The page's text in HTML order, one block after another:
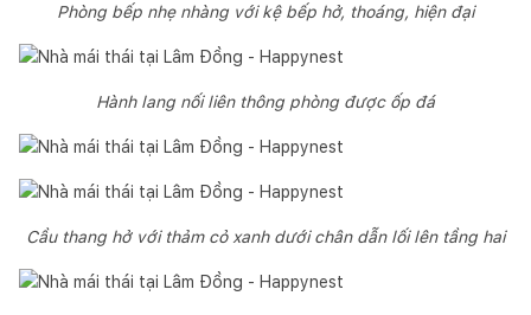
Phòng bếp nhẹ nhàng với kệ bếp hở, thoáng, hiện đại
Hành lang nối liên thông phòng được ốp đá
Cầu thang hở với thảm cỏ xanh dưới chân dẫn lối lên tầng hai